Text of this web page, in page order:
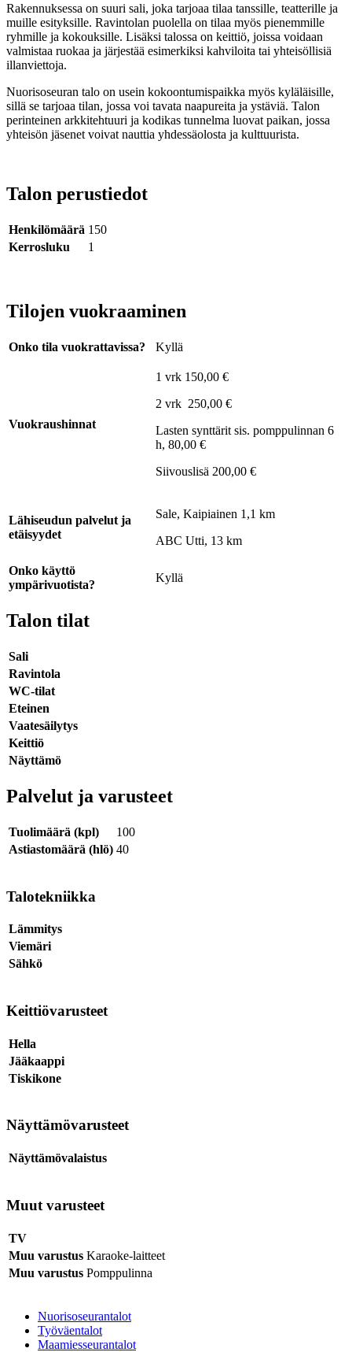
Rakennuksessa on suuri sali, joka tarjoaa tilaa tanssille, teatterille ja
muille esityksille. Ravintolan puolella on tilaa myös pienemmille
ryhmille ja kokouksille. Lisäksi talossa on keittiö, joissa voidaan
valmistaa ruokaa ja järjestää esimerkiksi kahviloita tai yhteisöllisiä
illanviettoja.
Nuorisoseuran talo on usein kokoontumispaikka myös kyläläisille,
sillä se tarjoaa tilan, jossa voi tavata naapureita ja ystäviä. Talon
perinteinen arkkitehtuuri ja kodikas tunnelma luovat paikan, jossa
yhteisön jäsenet voivat nauttia yhdessäolosta ja kulttuurista.
Talon perustiedot
Henkilömäärä 150
Kerrosluku
1
Tilojen vuokraaminen
Onko tila vuokrattavissa? Kyllä
Vuokraushinnat
1 vrk 150,00 €
2 vrk 250,00 €
Lasten synttärit sis. pomppulinnan 6
h, 80,00 €
Siivouslisä 200,00 €
Lähiseudun palvelut ja
etäisyydet
Sale, Kaipiainen 1,1 km
ABC Utti, 13 km
Onko käyttö
ympärivuotista?
Kyllä
Talon tilat
Sali
Ravintola
WC-tilat
Eteinen
Vaatesäilytys
Keittiö
Näyttämö
Palvelut ja varusteet
Tuolimäärä (kpl)
100
Astiastomäärä (hlö) 40
Talotekniikka
Lämmitys
Viemäri
Sähkö
Keittiövarusteet
Hella
Jääkaappi
Tiskikone
Näyttämövarusteet
Näyttämövalaistus
Muut varusteet
TV
Muu varustus Karaoke-laitteet
Muu varustus Pomppulinna
Nuorisoseurantalot
Työväentalot
Maamiesseurantalot